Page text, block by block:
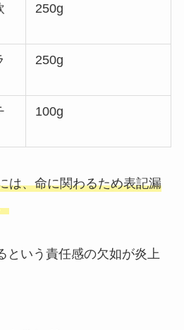
250g
250g
100g
は、命に関わるため表記漏
という責任感の欠如が炎上